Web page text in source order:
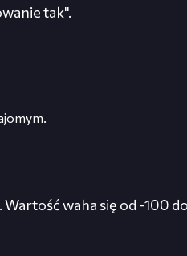
tak".
waha się od -100